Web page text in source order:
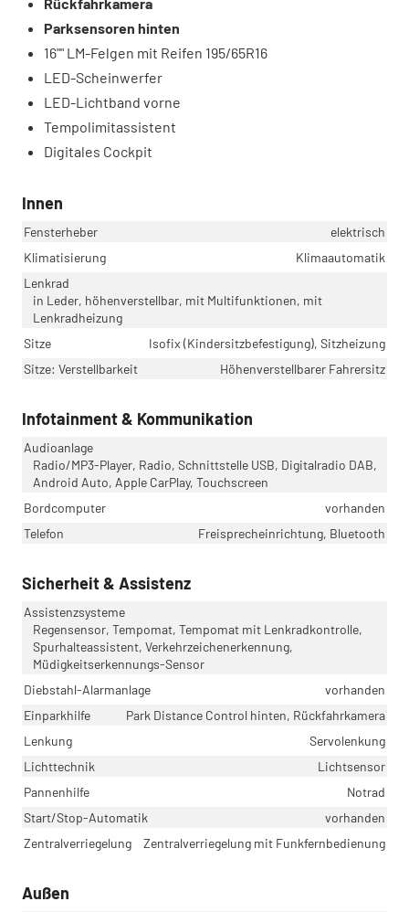
Parksensoren hinten
16"" LM-Felgen mit Reifen 195/65R16
LED-Scheinwerfer
LED-Lichtband vorne
Tempolimitassistent
Digitales Cockpit
Innen
Fensterheber
elektrisch
Klimatisierung
Klimaautomatik
Lenkrad
in Leder, höhenverstellbar, mit Multifunktionen, mit
Lenkradheizung
Sitze
Isofix (Kindersitzbefestigung), Sitzheizung
Sitze: Verstellbarkeit
Höhenverstellbarer Fahrersitz
Infotainment & Kommunikation
Audioanlage
Radio/MP3-Player, Radio, Schnittstelle USB, Digitalradio DAB,
Android Auto, Apple CarPlay, Touchscreen
Bordcomputer
vorhanden
Telefon
Freisprecheinrichtung, Bluetooth
Sicherheit & Assistenz
Assistenzsysteme
Regensensor, Tempomat, Tempomat mit Lenkradkontrolle,
Spurhalteassistent, Verkehrzeichenerkennung,
Müdigkeitserkennungs-Sensor
Diebstahl-Alarmanlage
vorhanden
Einparkhilfe
Park Distance Control hinten, Rückfahrkamera
Lenkung
Servolenkung
Lichttechnik
Lichtsensor
Pannenhilfe
Notrad
Start/Stop-Automatik
vorhanden
Zentralverriegelung
Zentralverriegelung mit Funkfernbedienung
Außen